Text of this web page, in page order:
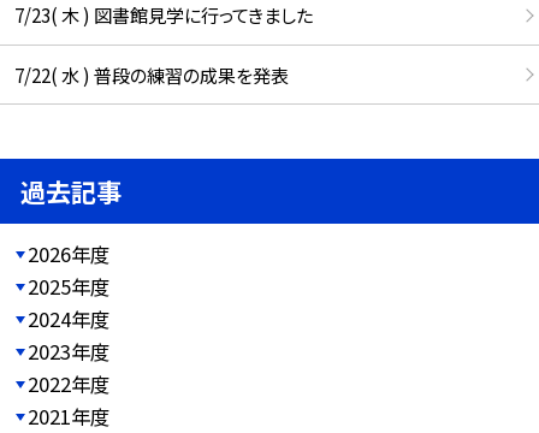
7/23( 木 ) 図書館見学に行ってきました
7/22( 水 ) 普段の練習の成果を発表
過去記事
2026年度
2025年度
2024年度
2023年度
2022年度
2021年度